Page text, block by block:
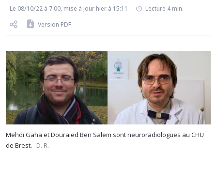
Le 08/10/22 à 7:00, mise à jour hier à 15:11
Lecture 4 min.
Version PDF
Mehdi Gaha et Douraied Ben Salem sont neuroradiologues au CHU
de Brest.
D. R.